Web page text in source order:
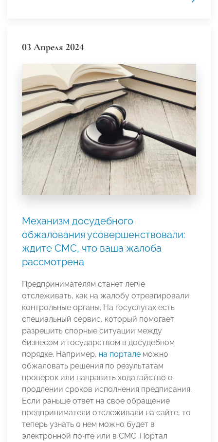
03 Апреля 2024
Механизм досудебного
обжалования усовершенствовали:
ждите СМС, что ваша жалоба
рассмотрена
Предпринимателям станет легче
отслеживать, как на жалобу отреагировали
контрольные органы. На госуслугах есть
специальный сервис, который помогает
разрешить спорные ситуации между
бизнесом и государством в досудебном
порядке. Например, на портале можно
обжаловать решения по результатам
проверок или направить ходатайство о
продлении сроков исполнения предписания.
Если раньше ответ на свое обращение
предприниматели отслеживали на сайте, то
теперь узнать о нем можно будет в
электронной почте или в СМС. Портал